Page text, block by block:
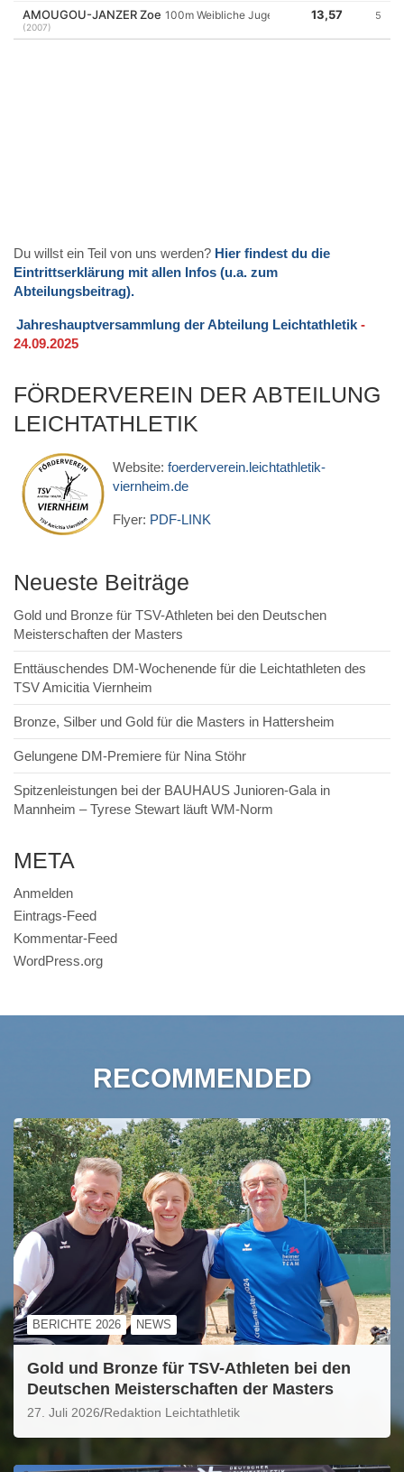
Du willst ein Teil von uns werden? Hier findest du die
Eintrittserklärung mit allen Infos (u.a. zum
Abteilungsbeitrag).
Jahreshauptversammlung der Abteilung Leichtathletik -
24.09.2025
FÖRDERVEREIN DER ABTEILUNG
LEICHTATHLETIK
Website: foerderverein.leichtathletik-
viernheim.de
Flyer: PDF-LINK
Neueste Beiträge
Gold und Bronze für TSV-Athleten bei den Deutschen
Meisterschaften der Masters
Enttäuschendes DM-Wochenende für die Leichtathleten des
TSV Amicitia Viernheim
Bronze, Silber und Gold für die Masters in Hattersheim
Gelungene DM-Premiere für Nina Stöhr
Spitzenleistungen bei der BAUHAUS Junioren-Gala in
Mannheim – Tyrese Stewart läuft WM-Norm
META
Anmelden
Eintrags-Feed
Kommentar-Feed
WordPress.org
RECOMMENDED
BERICHTE 2026 NEWS
Gold und Bronze für TSV-Athleten bei den
Deutschen Meisterschaften der Masters
27. Juli 2026 Redaktion Leichtathletik